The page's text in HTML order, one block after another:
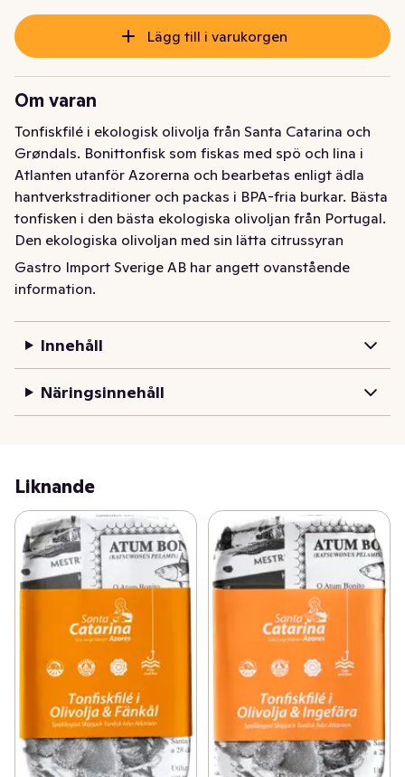
Lägg till i varukorgen
Om varan
Tonfiskfilé i ekologisk olivolja från Santa Catarina och
Grøndals. Bonittonfisk som fiskas med spö och lina i
Atlanten utanför Azorerna och bearbetas enligt ädla
hantverkstraditioner och packas i BPA-fria burkar. Bästa
tonfisken i den bästa ekologiska olivoljan från Portugal.
Den ekologiska olivoljan med sin lätta citrussyran
framhäver de många smaknyanserna i tonfisken.
Tonfiskfilé i ekologisk olivolja från Santa Catarina och
hantverkstraditioner och packas i BPA-fria burkar. Bästa
Den ekologiska olivoljan med sin lätta citrussyran
framhäver de många smaknyanserna i tonfisken.
Gastro Import Sverige AB har angett ovanstående
information.
Innehåll
Näringsinnehåll
Liknande